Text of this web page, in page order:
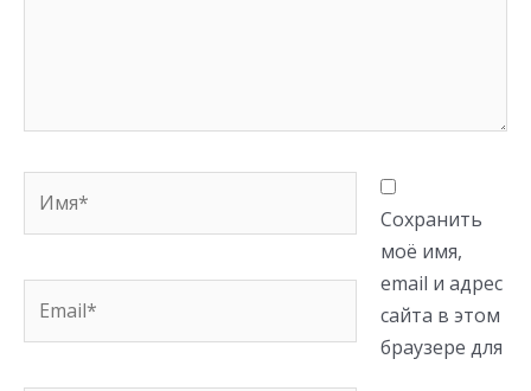
Сохранить
моё имя,
email и адрес
сайта в этом
браузере для